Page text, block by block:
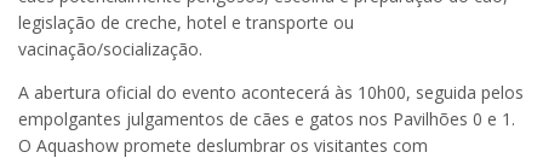
legislação de creche, hotel e transporte ou
vacinação/socialização.
A abertura oficial do evento acontecerá às 10h00, seguida pelos
empolgantes julgamentos de cães e gatos nos Pavilhões 0 e 1.
O Aquashow promete deslumbrar os visitantes com